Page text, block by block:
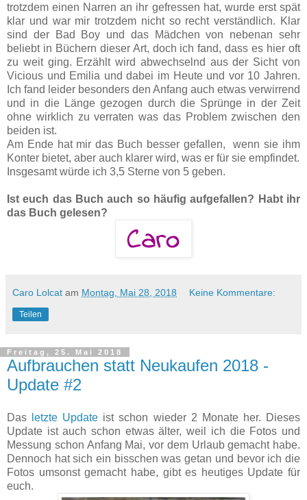
trotzdem einen Narren an ihr gefressen hat, wurde erst spät
klar und war mir trotzdem nicht so recht verständlich. Klar
sind der Bad Boy und das Mädchen von nebenan sehr
beliebt in Büchern dieser Art, doch ich fand, dass es hier oft
zu weit ging. Erzählt wird abwechselnd aus der Sicht von
Vicious und Emilia und dabei im Heute und vor 10 Jahren.
Ich fand leider besonders den Anfang auch etwas verwirrend
und in die Länge gezogen durch die Sprünge in der Zeit
ohne wirklich zu verraten was das Problem zwischen den
beiden ist.
Am Ende hat mir das Buch besser gefallen, wenn sie ihm
Konter bietet, aber auch klarer wird, was er für sie empfindet.
Insgesamt würde ich 3,5 Sterne von 5 geben.
Ist euch das Buch auch so häufig aufgefallen? Habt ihr
das Buch gelesen?
Caro Lolcat am Montag, Mai 28, 2018 Keine Kommentare:
Teilen
Freitag, 25. Mai 2018
Aufbrauchen statt Neukaufen 2018 -
Update #2
Das letzte Update ist schon wieder 2 Monate her. Dieses
Update ist auch schon etwas älter, weil ich die Fotos und
Messung schon Anfang Mai, vor dem Urlaub gemacht habe.
Dennoch hat sich ein bisschen was getan und bevor ich die
Fotos umsonst gemacht habe, gibt es heutiges Update für
euch.